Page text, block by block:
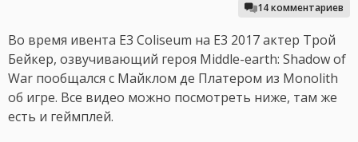
14 комментариев
Во время ивента E3 Coliseum на E3 2017 актер Трой
Бейкер, озвучивающий героя Middle-earth: Shadow of
War пообщался с Майклом де Платером из Monolith
об игре. Все видео можно посмотреть ниже, там же
есть и геймплей.